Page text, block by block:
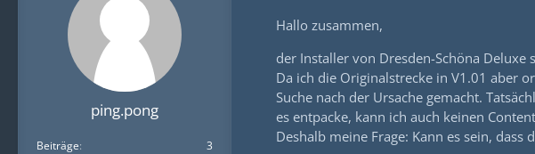
ping.pong
Beiträge 3
Hallo zusammen,
der Installer von Dresden-Schöna
Da ich die Originalstrecke in V1.01 aber
Suche nach der Ursache gemacht.
es entpacke, kann ich auch keinen
Deshalb meine Frage: Kann es sein, dass